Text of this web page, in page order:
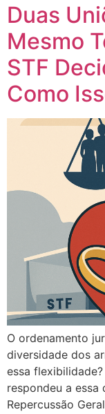
Duas
Mesmo
STF
Como
O ordenamento
diversidade dos
essa
respondeu a essa
Repercussão